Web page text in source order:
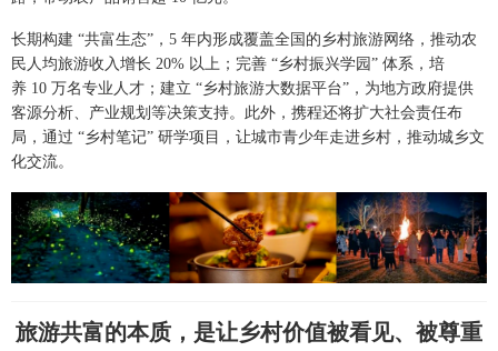
长期构建 “共富生态”，5 年内形成覆盖全国的乡村旅游网络，推动农
民人均旅游收入增长 20% 以上；完善 “乡村振兴学园” 体系，培
养 10 万名专业人才；建立 “乡村旅游大数据平台”，为地方政府提供
客源分析、产业规划等决策支持。此外，携程还将扩大社会责任布
局，通过 “乡村笔记” 研学项目，让城市青少年走进乡村，推动城乡文
化交流。
旅游共富的本质，是让乡村价值被看见、被尊重